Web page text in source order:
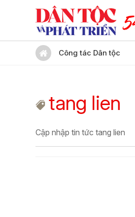
Công tác Dân tộc
tang lien
Cập nhập tin tức tang lien